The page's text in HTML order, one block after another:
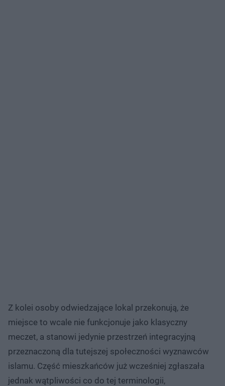
Z kolei osoby odwiedzające lokal przekonują, że
miejsce to wcale nie funkcjonuje jako klasyczny
meczet, a stanowi jedynie przestrzeń integracyjną
przeznaczoną dla tutejszej społeczności wyznawców
islamu. Część mieszkańców już wcześniej zgłaszała
jednak wątpliwości co do tej terminologii,